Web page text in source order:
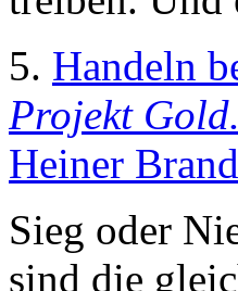
5. Handeln
Projekt
Heiner
Sieg oder
sind die